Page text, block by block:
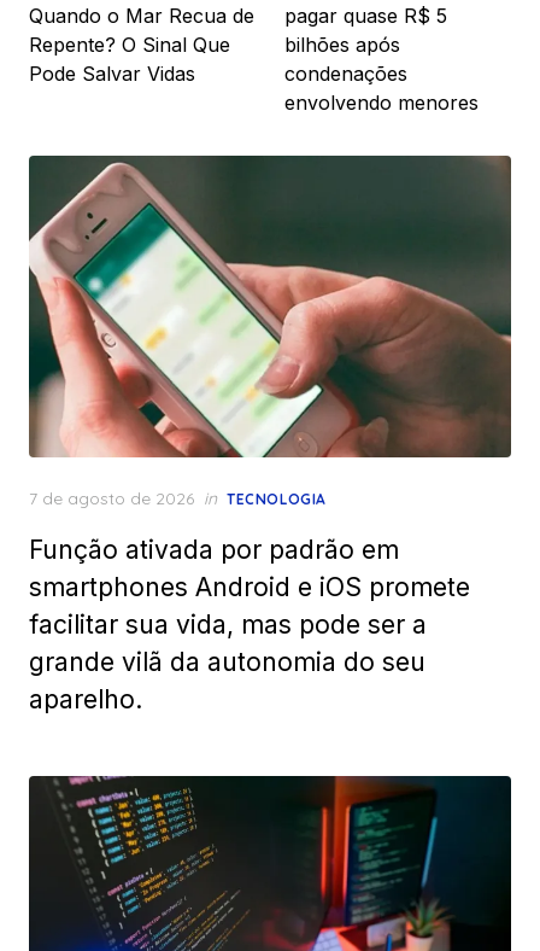
Quando o Mar Recua de
Repente? O Sinal Que
Pode Salvar Vidas
pagar quase R$ 5
bilhões após
condenações
envolvendo menores
Posted
7 de agosto de 2026 in TECNOLOGIA
Função ativada por padrão em
smartphones Android e iOS promete
facilitar sua vida, mas pode ser a
grande vilã da autonomia do seu
aparelho.